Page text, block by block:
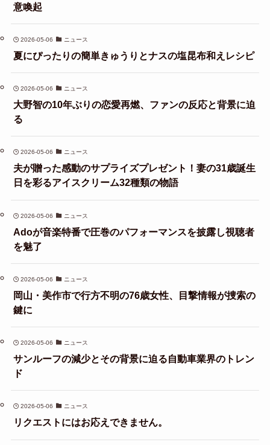
意喚起
2026-05-06 ニュース
夏にぴったりの簡単きゅうりとナスの塩昆布和えレシピ
2026-05-06 ニュース
大野智の10年ぶりの恋愛再燃、ファンの反応と背景に迫
る
2026-05-06 ニュース
夫が贈った感動のサプライズプレゼント！妻の31歳誕生
日を彩るアイスクリーム32種類の物語
2026-05-06 ニュース
Adoが音楽特番で圧巻のパフォーマンスを披露し視聴者
を魅了
2026-05-06 ニュース
岡山・美作市で行方不明の76歳女性、目撃情報が捜索の
鍵に
2026-05-06 ニュース
サンルーフの減少とその背景に迫る自動車業界のトレン
ド
2026-05-06 ニュース
リクエストにはお応えできません。